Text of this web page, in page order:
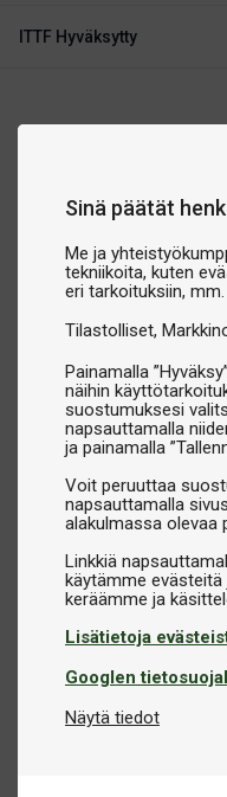
Sinä päätät
Me ja
tekniikoita, kuten
eri tarkoituksiin,
Tilastolliset
Painamalla
näihin
suostumuksesi
napsauttamalla
ja painamalla
Voit peruuttaa
napsauttamalla
alakulmassa olevaa
Linkkiä
käytämme
Lisätietoja
Googlen
Näytä tiedot
ITTF Hyväksytty